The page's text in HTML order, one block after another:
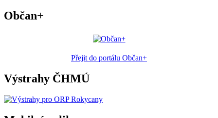
Občan+
Přejit do portálu Občan+
Výstrahy ČHMÚ